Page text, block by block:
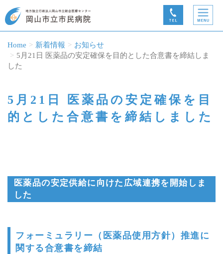
Home 新着情報
お知らせ
5月21日 医薬品の安定確保を目的とした合意書を締結しま
した
5月21日 医薬品の安定確保を目
的とした合意書を締結しました
医薬品の安定供給に向けた広域連携を開始しま
した
フォーミュラリー（医薬品使用方針）推進に
関する合意書を締結